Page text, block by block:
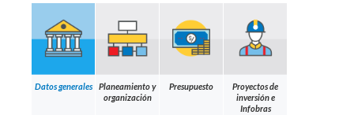
Datos generales
Planeamiento y
organización
Presupuesto
Proyectos de
inversión e
Infobras